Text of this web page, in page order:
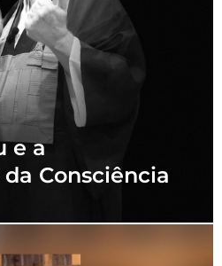
e a
Consciência